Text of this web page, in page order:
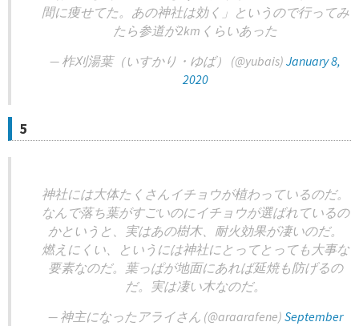
間に痩せてた。あの神社は効く」というので行ってみ
たら参道が2kmくらいあった
— 柞刈湯葉（いすかり・ゆば） (@yubais) January 8,
2020
5
神社には大体たくさんイチョウが植わっているのだ。
なんで落ち葉がすごいのにイチョウが選ばれているの
かというと、実はあの樹木、耐火効果が凄いのだ。
燃えにくい、というには神社にとってとっても大事な
要素なのだ。葉っぱが地面にあれば延焼も防げるの
だ。実は凄い木なのだ。
— 神主になったアライさん (@araarafene) September